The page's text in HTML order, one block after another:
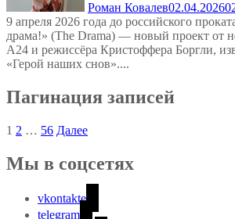
Роман Ковалев02.04.2026
9 апреля 2026 года до российского
драма!» (The Drama) — новый проект от
А24 и режиссёра Кристоффера Боргли,
«Герой наших снов»....
Пагинация записей
1 2 … 56 Далее
Мы в соцсетях
vkontakte
telegram